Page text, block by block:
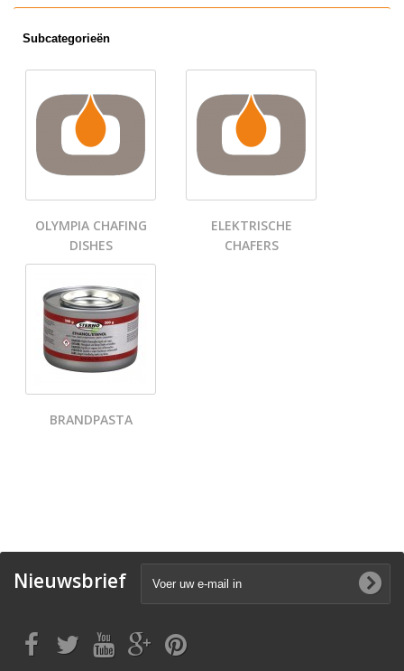
Subcategorieën
OLYMPIA CHAFING
DISHES
ELEKTRISCHE
CHAFERS
BRANDPASTA
Nieuwsbrief